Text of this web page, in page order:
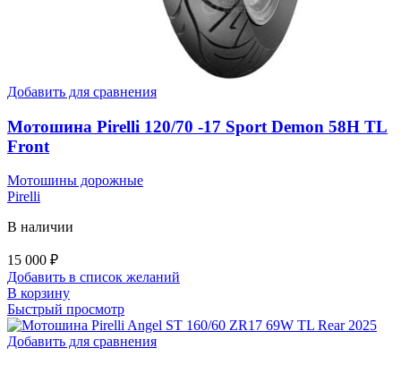
Добавить для сравнения
Мотошина Pirelli 120/70 -17 Sport Demon 58H TL
Front
Мотошины дорожные
Pirelli
В наличии
15 000 ₽
Добавить в список желаний
В корзину
Быстрый просмотр
Добавить для сравнения